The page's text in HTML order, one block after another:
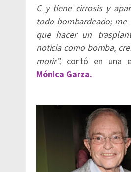
C y tiene cirrosis y
todo bombardeado; me
que hacer un
noticia como bomba,
morir”, contó en una
Mónica Garza.